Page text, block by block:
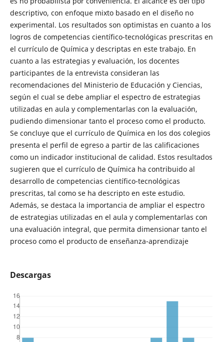
descriptivo, con enfoque mixto basado en el diseño no
experimental. Los resultados son optimistas en cuanto a los
logros de competencias científico-tecnológicas prescritas en
el currículo de Química y descriptas en este trabajo. En
cuanto a las estrategias y evaluación, los docentes
participantes de la entrevista consideran las
recomendaciones del Ministerio de Educación y Ciencias,
según el cual se debe ampliar el espectro de estrategias
utilizadas en aula y complementarlas con la evaluación,
pudiendo dimensionar tanto el proceso como el producto.
Se concluye que el currículo de Química en los dos colegios
presenta el perfil de egreso a partir de las calificaciones
como un indicador institucional de calidad. Estos resultados
sugieren que el currículo de Química ha contribuido al
desarrollo de competencias científico-tecnológicas
prescritas, tal como se ha descripto en este estudio.
Además, se destaca la importancia de ampliar el espectro
de estrategias utilizadas en el aula y complementarlas con
una evaluación integral, que permita dimensionar tanto el
proceso como el producto de enseñanza-aprendizaje
Descargas